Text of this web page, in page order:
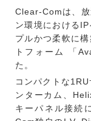
Clear-Comは、放
ン環境における
プルかつ柔軟に
トフォーム 「
た。
コンパクトな
ンターカム、
キーパネル接続